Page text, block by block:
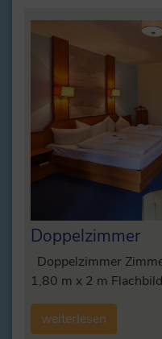
Doppelzimmer
Doppelzimmer
1,80 m x 2 m
weiterlesen